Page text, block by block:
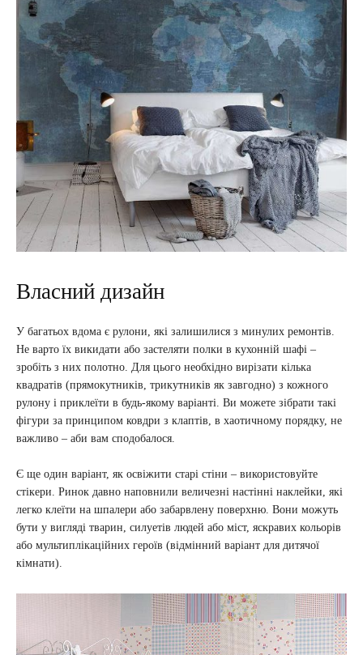
Власний дизайн
У багатьох вдома є рулони, які залишилися з минулих ремонтів.
Не варто їх викидати або застеляти полки в кухонній шафі –
зробіть з них полотно. Для цього необхідно вирізати кілька
квадратів (прямокутників, трикутників як завгодно) з кожного
рулону і приклеїти в будь-якому варіанті. Ви можете зібрати такі
фігури за принципом ковдри з клаптів, в хаотичному порядку, не
важливо – аби вам сподобалося.
Є ще один варіант, як освіжити старі стіни – використовуйте
стікери. Ринок давно наповнили величезні настінні наклейки, які
легко клеїти на шпалери або забарвлену поверхню. Вони можуть
бути у вигляді тварин, силуетів людей або міст, яскравих кольорів
або мультиплікаційних героїв (відмінний варіант для дитячої
кімнати).